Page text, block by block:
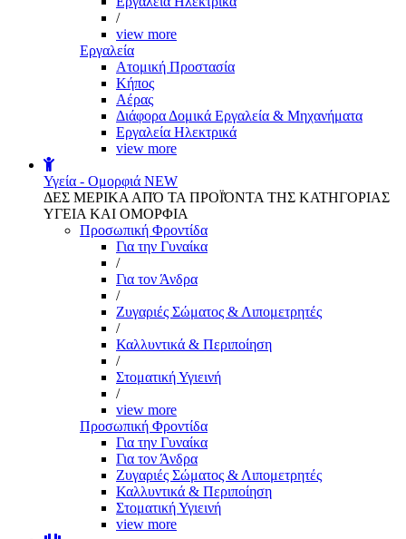
/
view more
Εργαλεία
Aτομική Προστασία
Kήπος
Αέρας
Διάφορα Δομικά Εργαλεία & Μηχανήματα
Εργαλεία Ηλεκτρικά
view more
Υγεία - Ομορφιά NEW
ΔΕΣ ΜΕΡΙΚΑ ΑΠΌ ΤΑ ΠΡΟΪΌΝΤΑ ΤΗΣ ΚΑΤΗΓΟΡΙΑΣ
ΥΓΕΙΑ ΚΑΙ ΟΜΟΡΦΙΑ
Προσωπική Φροντίδα
Για την Γυναίκα
/
Για τον Άνδρα
/
Ζυγαριές Σώματος & Λιπομετρητές
/
Καλλυντικά & Περιποίηση
/
Στοματική Υγιεινή
/
view more
Προσωπική Φροντίδα
Για την Γυναίκα
Για τον Άνδρα
Ζυγαριές Σώματος & Λιπομετρητές
Καλλυντικά & Περιποίηση
Στοματική Υγιεινή
view more